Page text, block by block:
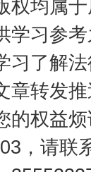
权均属
学习参
习了解
章转发
的权益
，请联
品抗生素超标问